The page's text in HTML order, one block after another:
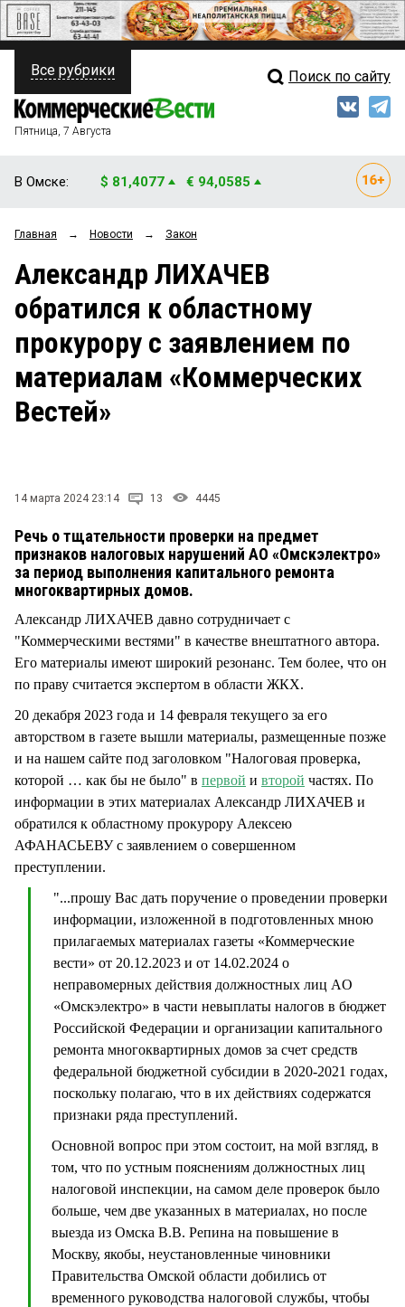
ПОЛИТИКА
ФИНАНСЫ
ОБЩЕСТВО
ЗАКОН
НОВОСТИ КОМПАНИЙ
СТИЛЬ ЖИЗНИ
Свежий выпуск
Рейтинги
Блоги
Архив
Все рубрики Поиск по сайту
Пятница, 7 Августа
В Омске: $ 81,4077 € 94,0585
Главная → Новости → Закон
Александр ЛИХАЧЕВ
обратился к областному
прокурору с заявлением по
материалам «Коммерческих
Вестей»
14 марта 2024 23:14 13 4445
Речь о тщательности проверки на предмет
признаков налоговых нарушений АО «Омскэлектро»
за период выполнения капитального ремонта
многоквартирных домов.
Александр ЛИХАЧЕВ давно сотрудничает с
"Коммерческими вестями" в качестве внештатного автора.
Его материалы имеют широкий резонанс. Тем более, что он
по праву считается экспертом в области ЖКХ.
20 декабря 2023 года и 14 февраля текущего за его
авторством в газете вышли материалы, размещенные позже
и на нашем сайте под заголовком "Налоговая проверка,
которой … как бы не было" в первой и второй частях. По
информации в этих материалах Александр ЛИХАЧЕВ и
обратился к областному прокурору Алексею
АФАНАСЬЕВУ с заявлением о совершенном
преступлении.
"...прошу Вас дать поручение о проведении проверки
информации, изложенной в подготовленных мною
прилагаемых материалах газеты «Коммерческие
вести» от 20.12.2023 и от 14.02.2024 о
неправомерных действия должностных лиц AO
«Омскэлектро» в части невыплаты налогов в бюджет
Российской Федерации и организации капитального
ремонта многоквартирных домов за счет средств
федеральной бюджетной субсидии в 2020-2021 годах,
поскольку полагаю, что в их действиях содержатся
признаки ряда преступлений.
Основной вопрос при этом состоит, на мой взгляд, в
том, что по устным пояснениям должностных лиц
налоговой инспекции, на самом деле проверок было
больше, чем две указанных в материалах, но после
выезда из Омска В.В. Репина на повышение в
Москву, якобы, неустановленные чиновники
Правительства Омской области добились от
временного руководства налоговой службы, чтобы